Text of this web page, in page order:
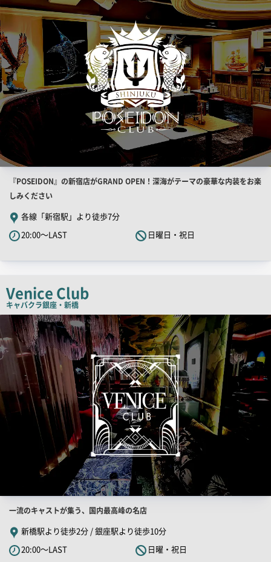
結
果
一
覧
用
画
像
店
舗
PR
キ
ャ
ピ
ー
『POSEIDON』の新宿店がGRAND OPEN！深海がテーマの豪華な内装をお楽
しみください
各線「新宿駅」より徒歩7分
20:00～LAST
日曜日・祝日
Venice Club
キャバクラ銀座・新橋
検
結
果
一
覧
像
店
舗
PR
キ
一流のキャストが集う、国内最高峰の名店
新橋駅より徒歩2分 / 銀座駅より徒歩10分
20:00～LAST
日曜・祝日